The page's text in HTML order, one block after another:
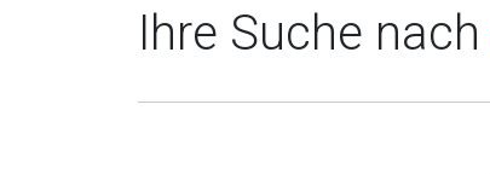
klicken,
Fachinformationen
Ihre Suche nach